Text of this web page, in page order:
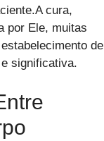
cura,
por Ele, muitas
de
significativa.